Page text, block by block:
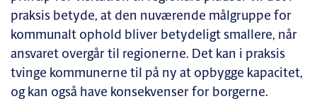
praksis betyde, at den nuværende målgruppe for
kommunalt ophold bliver betydeligt smallere, når
ansvaret overgår til regionerne. Det kan i praksis
tvinge kommunerne til på ny at opbygge kapacitet,
og kan også have konsekvenser for borgerne.